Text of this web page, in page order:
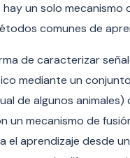
un solo mecanismo
comunes de
de caracterizar
mediante un
de algunos
un mecanismo de
aprendizaje desde